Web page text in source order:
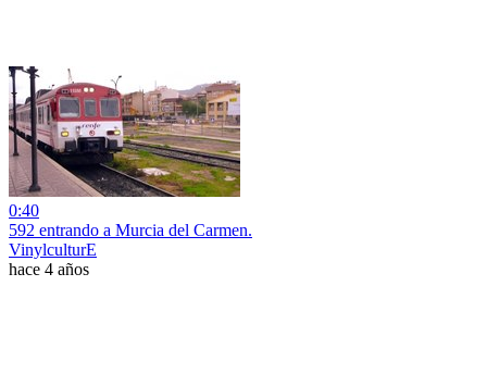
0:40
592 entrando a Murcia del Carmen.
VinylculturE
hace 4 años